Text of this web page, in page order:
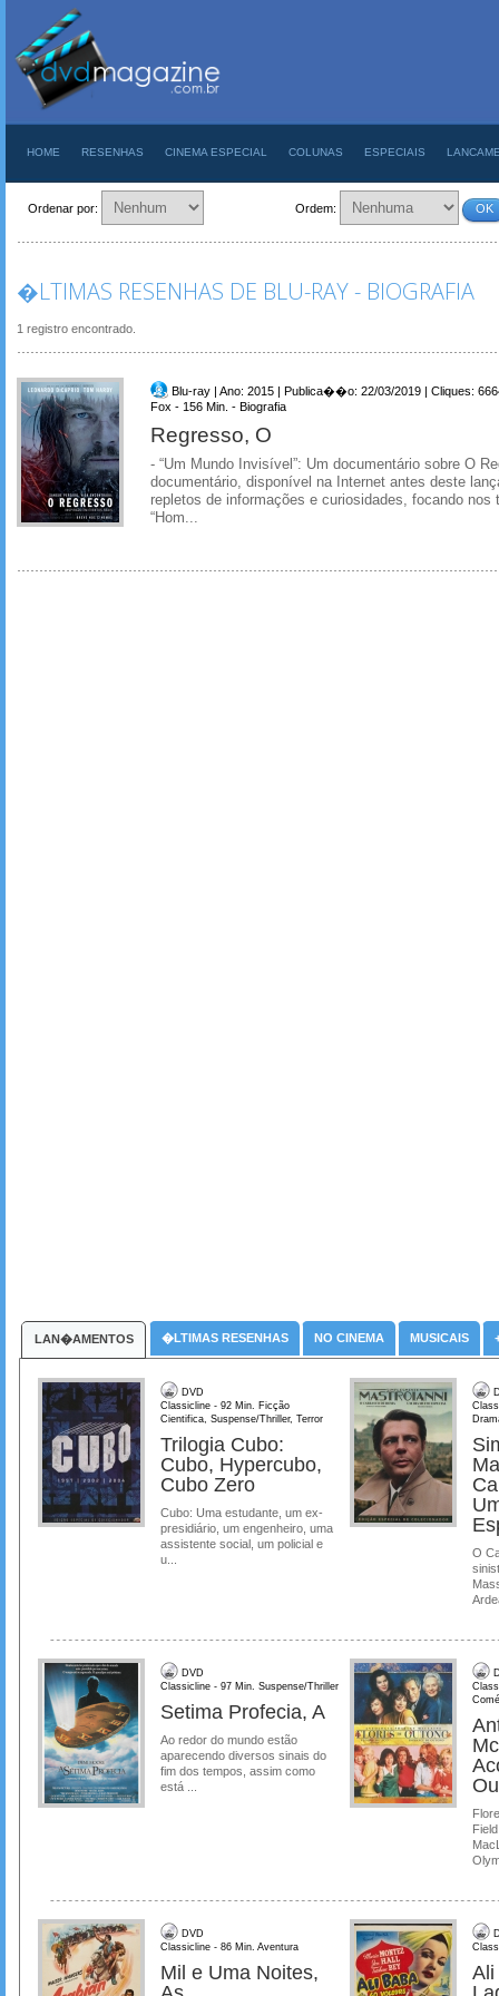
HOME RESENHAS CINEMA ESPECIAL COLUNAS ESPECIAIS
Ordenar por: Ordem: OK
�LTIMAS RESENHAS DE BLU-RAY - BIOGRAFIA
1 registro encontrado.
Blu-ray | Ano: 2015 | Publica��o: 22/03/2019 | Cliques:
Fox - 156 Min. - Biografia
Regresso, O
- “Um Mundo Invisível”: Um documentário sobre O
documentário, disponível na Internet antes deste
repletos de informações e curiosidades, focando
“Hom...
LAN�AMENTOS �LTIMAS RESENHAS NO CINEMA MUSICAIS
DVD
Classicline - 92 Min. Ficção
Cientifica, Suspense/Thriller, Terror
Trilogia Cubo:
Cubo, Hypercubo,
Cubo Zero
Cubo: Uma estudante, um ex-
presidiário, um engenheiro, uma
assistente social, um policial e
u...
O
DVD
Classicline - 97 Min. Suspense/Thriller
Setima Profecia, A
Ao redor do mundo estão
aparecendo diversos sinais do
fim dos tempos, assim como
está ...
DVD
Classicline - 86 Min. Aventura
Mil e Uma Noites,
Ali